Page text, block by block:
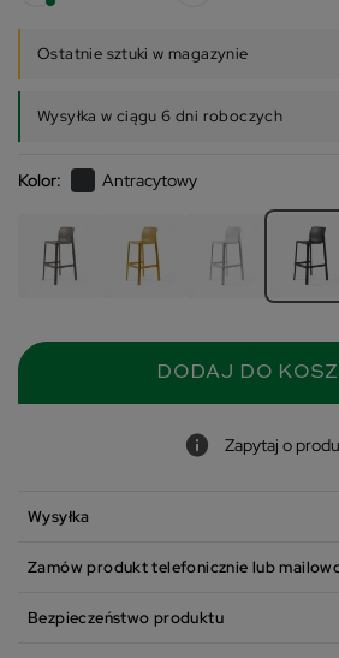
Ostatnie sztuki w magazynie
Wysyłka w ciągu 6 dni roboczych
Kolor: Antracytowy
DODAJ DO
Zapytaj o
Wysyłka
Zamów produkt telefonicznie lub
Bezpieczeństwo produktu